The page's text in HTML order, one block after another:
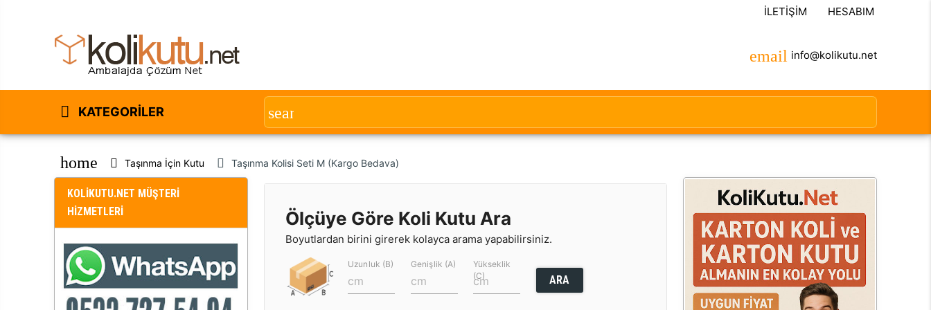
İLETIŞIM HESABIM
info@kolikutu.net
KATEGORILER
home Taşınma İçin Kutu Taşınma Kolisi Seti M (Kargo Bedava)
KOLİKUTU.NET MÜŞTERİ
HİZMETLERİ
Ölçüye Göre Koli Kutu Ara
Boyutlardan birini girerek kolayca arama yapabilirsiniz.
Uzunluk (B) Genişlik (A)
Yükseklik
(C)
ARA